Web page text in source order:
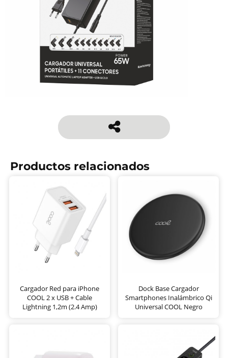
Productos relacionados
Cargador Red para iPhone
COOL 2 x USB + Cable
Lightning 1,2m (2.4 Amp)
Dock Base Cargador
Smartphones Inalámbrico Qi
Universal COOL Negro